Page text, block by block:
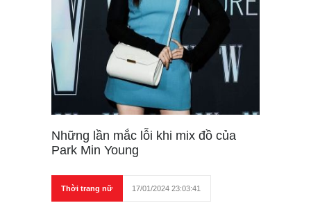
Những lần mắc lỗi khi mix đồ của
Park Min Young
Thời trang nữ 17/01/2024 23:03:41